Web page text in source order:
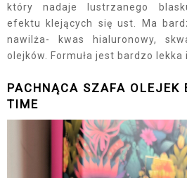
który nadaje lustrzanego
efektu klejących się ust. Ma
nawilża- kwas hialuronowy,
olejków. Formuła jest bardzo lekka
PACHNĄCA SZAFA OLEJEK
TIME